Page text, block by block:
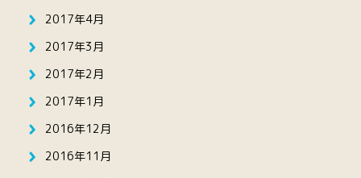
2017年4月
2017年3月
2017年2月
2017年1月
2016年12月
2016年11月